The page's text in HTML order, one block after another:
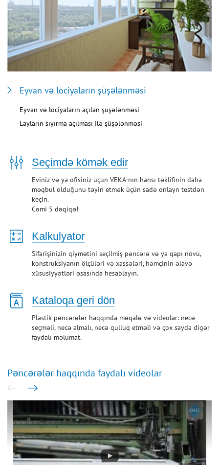
Eyvan və lociyaların şüşələnməsi
Eyvan və lociyaların açılan şüşələnməsi
Layların sıyırma açılması ilə şüşələnməsi
Seçimdə kömək edir
Eviniz və ya ofisiniz üçün VEKA-nın hansı təklifinin daha
məqbul olduğunu təyin etmək üçün sadə onlayn testdən
keçin.
Cəmi 5 dəqiqə!
Kalkulyator
Sifarişinizin qiymətini seçilmiş pəncərə və ya qapı növü,
konstruksiyanın ölçüləri və xassələri, həmçinin əlavə
xüsusiyyətləri əsasında hesablayın.
Kataloqa geri dön
Plastik pəncərələr haqqında məqalə və videolar: necə
seçməli, necə almalı, necə qulluq etməli və çox sayda digər
faydalı məlumat.
Pəncərələr haqqında faydalı videolar